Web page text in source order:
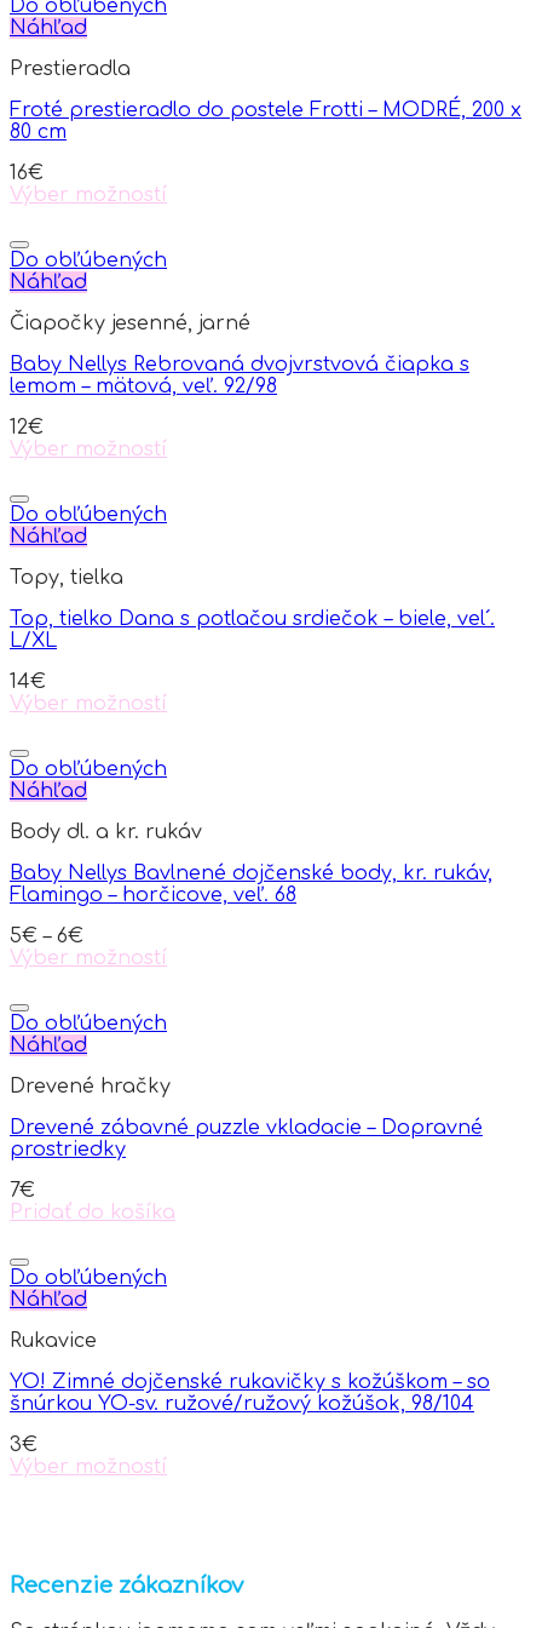
has
multiple
The
may
be
on
the
page
Do obľúbených
Náhľad
Prestieradla
Froté prestieradlo do postele Frotti – MODRÉ, 200 x
80 cm
16€
Výber možností
product
has
multiple
The
may
be
on
the
page
Do obľúbených
Náhľad
Čiapočky jesenné, jarné
Baby Nellys Rebrovaná dvojvrstvová čiapka s
lemom – mätová, veľ. 92/98
12€
Výber možností
product
has
multiple
The
may
be
on
the
page
Do obľúbených
Náhľad
Topy, tielka
Top, tielko Dana s potlačou srdiečok – biele, vel´.
L/XL
14€
Výber možností
product
has
multiple
The
may
be
on
the
page
Do obľúbených
Náhľad
Body dl. a kr. rukáv
Baby Nellys Bavlnené dojčenské body, kr. rukáv,
Flamingo – horčicove, veľ. 68
5€ – 6€
Výber možností
product
has
multiple
The
may
be
on
the
page
Do obľúbených
Náhľad
Drevené hračky
Drevené zábavné puzzle vkladacie – Dopravné
prostriedky
7€
Pridať do košíka
Do obľúbených
Náhľad
Rukavice
YO! Zimné dojčenské rukavičky s kožúškom – so
šnúrkou YO-sv. ružové/ružový kožúšok, 98/104
3€
Výber možností
variants.
The
options
Recenzie zákazníkov